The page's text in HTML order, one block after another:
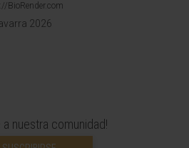
BioRender.com
2026
a nuestra comunidad!